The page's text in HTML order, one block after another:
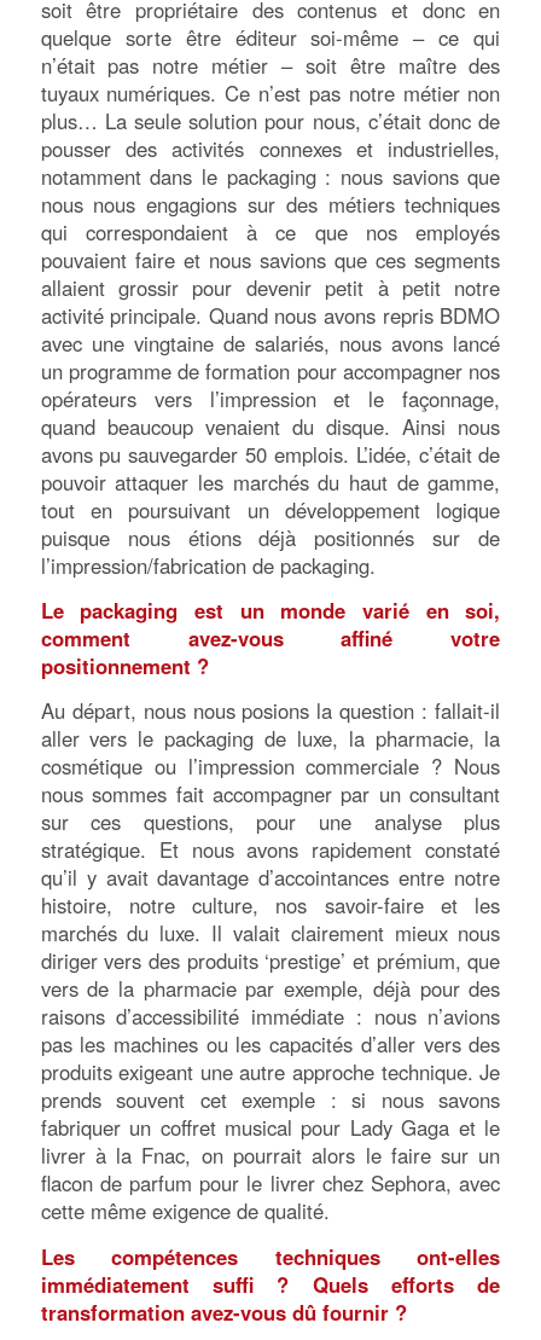
soit être propriétaire des contenus et donc en
quelque sorte être éditeur soi-même – ce qui
n’était pas notre métier – soit être maître des
tuyaux numériques. Ce n’est pas notre métier non
plus… La seule solution pour nous, c’était donc de
pousser des activités connexes et industrielles,
notamment dans le packaging : nous savions que
nous nous engagions sur des métiers techniques
qui correspondaient à ce que nos employés
pouvaient faire et nous savions que ces segments
allaient grossir pour devenir petit à petit notre
activité principale. Quand nous avons repris BDMO
avec une vingtaine de salariés, nous avons lancé
un programme de formation pour accompagner nos
opérateurs vers l’impression et le façonnage,
quand beaucoup venaient du disque. Ainsi nous
avons pu sauvegarder 50 emplois. L’idée, c’était de
pouvoir attaquer les marchés du haut de gamme,
tout en poursuivant un développement logique
puisque nous étions déjà positionnés sur de
l’impression/fabrication de packaging.
Le packaging est un monde varié en soi,
comment avez-vous affiné votre
positionnement ?
Au départ, nous nous posions la question : fallait-il
aller vers le packaging de luxe, la pharmacie, la
cosmétique ou l’impression commerciale ? Nous
nous sommes fait accompagner par un consultant
sur ces questions, pour une analyse plus
stratégique. Et nous avons rapidement constaté
qu’il y avait davantage d’accointances entre notre
histoire, notre culture, nos savoir-faire et les
marchés du luxe. Il valait clairement mieux nous
diriger vers des produits ‘prestige’ et prémium, que
vers de la pharmacie par exemple, déjà pour des
raisons d’accessibilité immédiate : nous n’avions
pas les machines ou les capacités d’aller vers des
produits exigeant une autre approche technique. Je
prends souvent cet exemple : si nous savons
fabriquer un coffret musical pour Lady Gaga et le
livrer à la Fnac, on pourrait alors le faire sur un
flacon de parfum pour le livrer chez Sephora, avec
cette même exigence de qualité.
Les compétences techniques ont-elles
immédiatement suffi ? Quels efforts de
transformation avez-vous dû fournir ?